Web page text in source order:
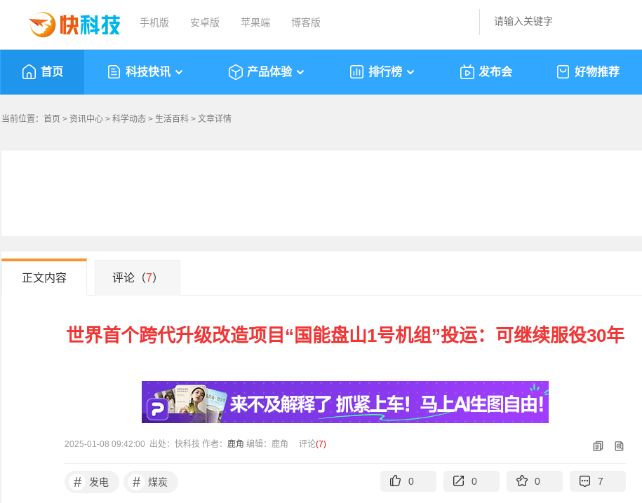
手机版 安卓版 苹果端 博客版
首页 科技快讯 产品体验 排行榜 发布会 好物推荐
当前位置： 首页 > 资讯中心 > 科学动态 > 生活百科 > 文章详情
正文内容 评论（7）
世界首个跨代升级改造项目“国能盘山1号机组”投运：可继续服役30年
2025-01-08 09:42:00 出处：快科技 作者： 鹿角 编辑：鹿角 评论(7)
# 发电 # 煤炭 0 0 0 7